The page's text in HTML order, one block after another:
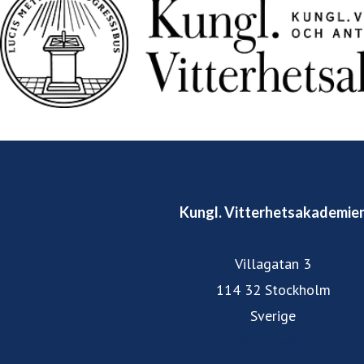
Kungl.
Villagatan 3
114 32 Stockholm
Sverige